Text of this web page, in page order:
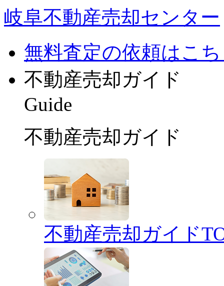
岐阜不動産売却センター
無料査定の依頼はこ
不動産売却ガイド
Guide
不動産売却ガイド
不動産売却ガイド